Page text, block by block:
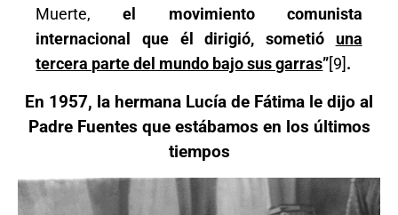
Muerte,el movimiento comunista
internacional que él dirigió, sometió una
tercera parte del mundo bajo sus garras”[9].
En 1957, la hermana Lucía de Fátima le dijo al
Padre Fuentes que estábamos en los últimos
tiempos